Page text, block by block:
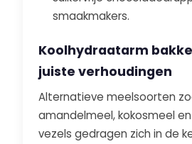
smaakmakers.
Koolhydraatarm
juiste verhoudingen
Alternatieve meelsoorten
amandelmeel, kokosmeel
vezels gedragen zich in de